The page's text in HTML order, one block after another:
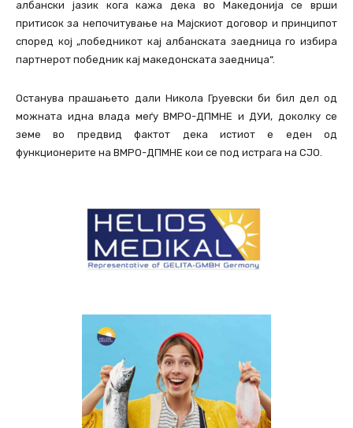
албански јазик кога кажа дека во Македонија се врши
притисок за непочитување на Мајскиот договор и принципот
според кој „победникот кај албанската заедница го избира
партнерот победник кај македонската заедница“.
Останува прашањето дали Никола Груевски би бил дел од
можната идна влада меѓу ВМРО-ДПМНЕ и ДУИ, доколку се
земе во предвид фактот дека истиот е еден од
функционерите на ВМРО-ДПМНЕ кои се под истрага на СЈО.